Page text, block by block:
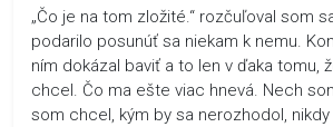
„Čo je na tom zložité.“ rozčuľoval som
podarilo posunúť sa niekam k nemu.
ním dokázal baviť a to len v ďaka tomu,
chcel. Čo ma ešte viac hnevá. Nech
som chcel, kým by sa nerozhodol,